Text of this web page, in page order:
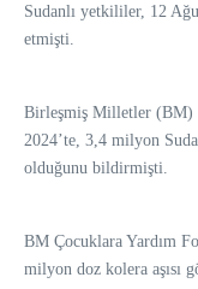
Sudanlı yetkililer, 12
etmişti.
Birleşmiş Milletler (BM)
2024’te, 3,4 milyon
olduğunu bildirmişti.
BM Çocuklara Yardım
milyon doz kolera aşısı